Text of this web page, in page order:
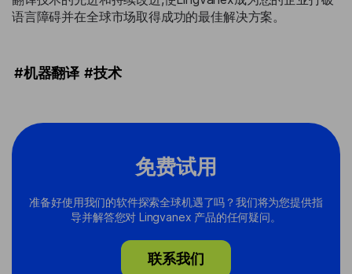
语言障碍并在全球市场取得成功的最佳解决方案。
#机器翻译 #技术
免费试用
准备好使用我们的软件探索全球机遇了吗？我们将为您提供指
导并解答您对 Lingvanex 产品的任何疑问。
联系我们